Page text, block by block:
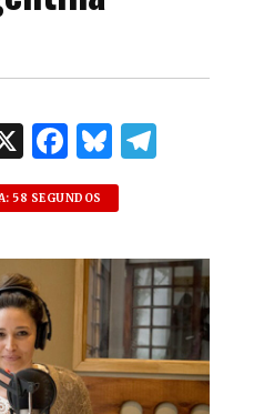
X F
a
c
e
b
o
o
k
B
lu
es
k
y
g
ra
m
58 SEGUNDOS